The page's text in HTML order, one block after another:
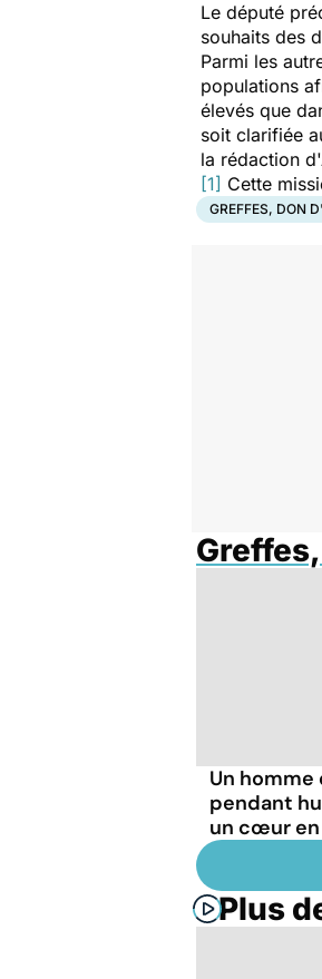
Le député
souhaits des
Parmi les
populations
élevés que
soit clarifiée
la rédaction
[1] Cette
GREFFES, DON
Un homme
pendant
un cœur
Plus